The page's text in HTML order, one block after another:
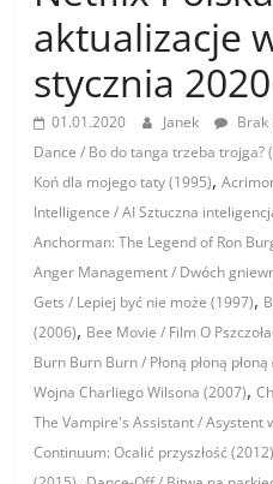
aktualizacje
stycznia 2020
01.01.2020 Janek Brak
Dance / Bo do tanga trzeba trojga?
Koń dla mojego taty (1995),
Intelligence / AI Sztuczna
Anchorman: The Legend of Ron
Anger Management / Dwóch
Gets / Lepiej być nie może (1997),
(2006), Bee Movie / Film O
Burn Burn Burn / Płoną płoną
Wojna Charliego Wilsona (2007),
The Vampire's Assistant / Asystent
Continuum: Ocalić przyszłość (2012)